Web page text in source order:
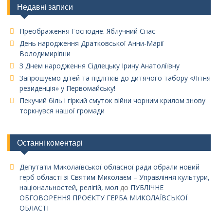
Недавні записи
Преображення Господне. Яблучний Спас
День народження Дратковської Анни-Марії
Володимирівни
З Днем народження Сідлецьку Ірину Анатоліївну
Запрошуємо дітей та підлітків до дитячого табору «Літня
резиденція» у Первомайську!
Пекучий біль і гіркий смуток війни чорним крилом знову
торкнувся нашої громади
Останні коментарі
Депутати Миколаївської обласної ради обрали новий
герб області зі Святим Миколаєм – Управління культури,
національностей, релігій, мол до ПУБЛІЧНЕ
ОБГОВОРЕННЯ ПРОЄКТУ ГЕРБА МИКОЛАЇВСЬКОЇ
ОБЛАСТІ